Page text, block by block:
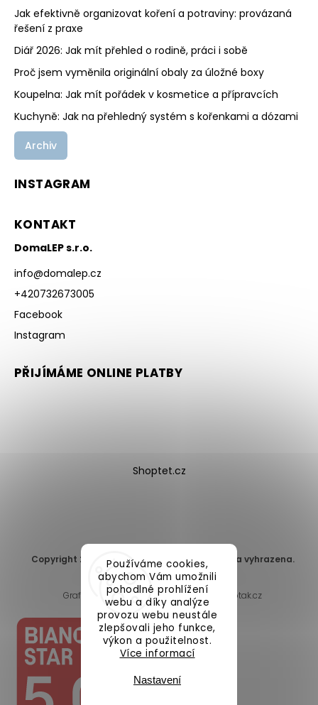
Používáme cookies,
abychom Vám umožnili
pohodlné prohlížení
webu a díky analýze
provozu webu neustále
zlepšovali jeho funkce,
výkon a použitelnost.
Více informací
Nastavení
Jak efektivně organizovat koření a potraviny: provázaná
řešení z praxe
Diář 2026: Jak mít přehled o rodině, práci i sobě
Proč jsem vyměnila originální obaly za úložné boxy
Koupelna: Jak mít pořádek v kosmetice a přípravcích
Kuchyně: Jak na přehledný systém s kořenkami a dózami
Archiv
INSTAGRAM
KONTAKT
DomaLEP s.r.o.
info@domalep.cz
+420732673005
Facebook
Instagram
PŘIJÍMÁME ONLINE PLATBY
Shoptet.cz
Copyright 2026 DomaLEP s.r.o. . Všechna práva vyhrazena.
Upravit nastavení cookies
Grafický návrh vytvořil a nakódoval
Shoptak.cz